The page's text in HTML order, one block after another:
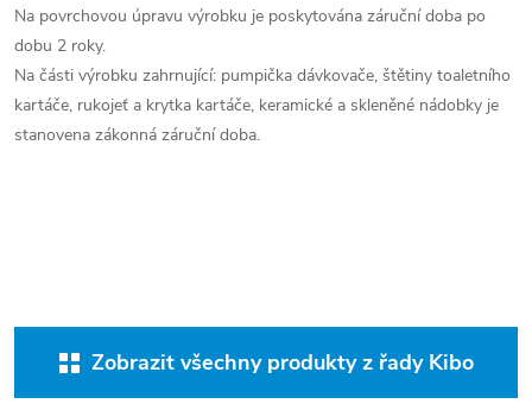
Na povrchovou úpravu výrobku je poskytována záruční doba po
dobu 2 roky.
Na části výrobku zahrnující: pumpička dávkovače, štětiny toaletního
kartáče, rukojeť a krytka kartáče, keramické a skleněné nádobky je
stanovena zákonná záruční doba.
Zobrazit všechny produkty z řady Kibo